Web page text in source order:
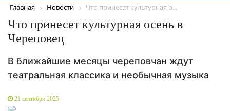
Главная Новости Что принесет культурная о...
Что принесет культурная осень в
Череповец
В ближайшие месяцы череповчан ждут
театральная классика и необычная музыка
21 сентября 2025